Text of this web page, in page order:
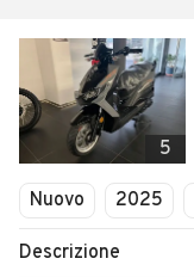
5
Nuovo 2025
Descrizione